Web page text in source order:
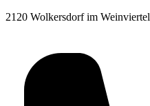
2120 Wolkersdorf im Weinviertel